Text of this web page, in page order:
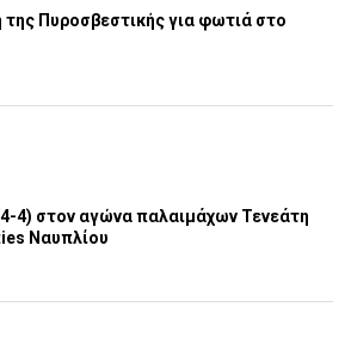
της Πυροσβεστικής για φωτιά στο
4) στον αγώνα παλαιμάχων Τενεάτη
Ναυπλίου